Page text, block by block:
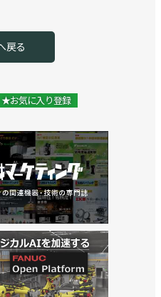
戻る
★お気に入り登録